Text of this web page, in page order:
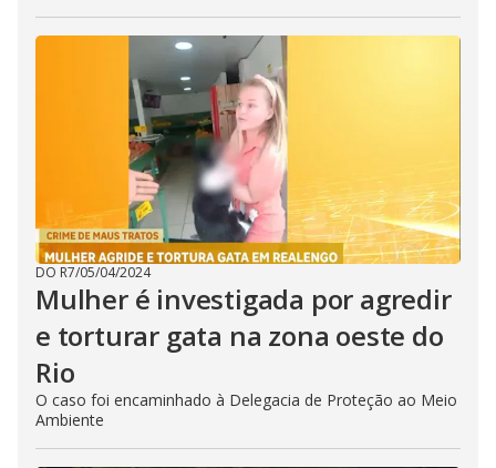
DO R7/05/04/2024
Mulher é investigada por agredir
e torturar gata na zona oeste do
Rio
O caso foi encaminhado à Delegacia de Proteção ao Meio
Ambiente